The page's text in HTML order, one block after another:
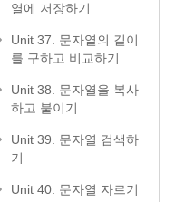
열에 저장하기
Unit 37. 문자열의 길이
를 구하고 비교하기
Unit 38. 문자열을 복사
하고 붙이기
Unit 39. 문자열 검색하
기
Unit 40. 문자열 자르기